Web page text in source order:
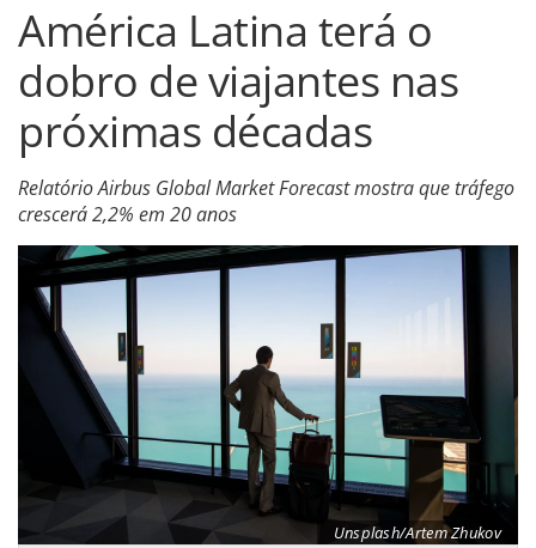
América Latina terá o
dobro de viajantes nas
próximas décadas
Relatório Airbus Global Market Forecast mostra que tráfego
crescerá 2,2% em 20 anos
Unsplash/Artem Zhukov